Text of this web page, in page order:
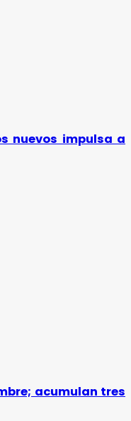
nuevos impulsa a
acumulan tres